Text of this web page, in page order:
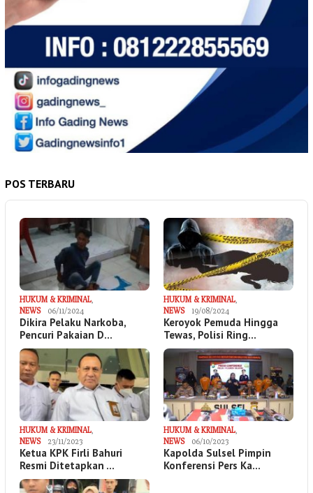
POS TERBARU
HUKUM & KRIMINAL
NEWS
06/11/2024
Dikira Pelaku Narkoba,
Pencuri Pakaian D…
HUKUM & KRIMINAL
NEWS
19/08/2024
Keroyok Pemuda Hingga
Tewas, Polisi Ring…
HUKUM & KRIMINAL
NEWS
23/11/2023
Ketua KPK Firli Bahuri
Resmi Ditetapkan …
HUKUM & KRIMINAL
NEWS
06/10/2023
Kapolda Sulsel Pimpin
Konferensi Pers Ka…